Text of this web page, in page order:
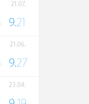
21.07.
9.21
21.06.
9.27
23.04.